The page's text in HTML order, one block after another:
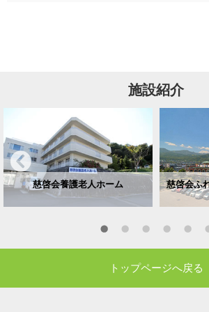
施設紹介
慈啓会養護老人ホーム
慈啓会ふ
トップページへ戻る